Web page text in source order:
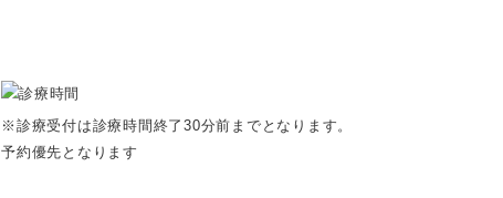
※診療受付は診療時間終了30分前までとなります。
予約優先となります